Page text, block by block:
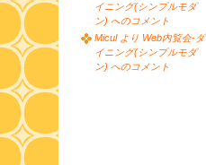
イニング(シンプルモダ
ン) へのコメント
Micul より Web内覧会-ダ
イニング(シンプルモダ
ン) へのコメント